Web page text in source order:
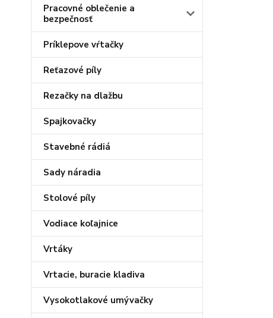
Pracovné oblečenie a
bezpečnosť
Príklepove vŕtačky
Reťazové píly
Rezačky na dlažbu
Spajkovačky
Stavebné rádiá
Sady náradia
Stolové píly
Vodiace koľajnice
Vrtáky
Vrtacie, buracie kladiva
Vysokotlakové umývačky